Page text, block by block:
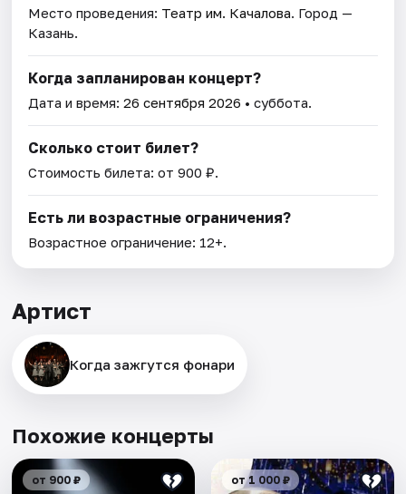
Место проведения: Театр им. Качалова. Город —
Казань.
Когда запланирован концерт?
Дата и время:26 сентября 2026 • суббота.
Сколько стоит билет?
Стоимость билета: от 900 ₽.
Есть ли возрастные ограничения?
Возрастное ограничение: 12+.
Артист
Когда зажгутся фонари
Похожие концерты
от 900 ₽ от 1 000 ₽